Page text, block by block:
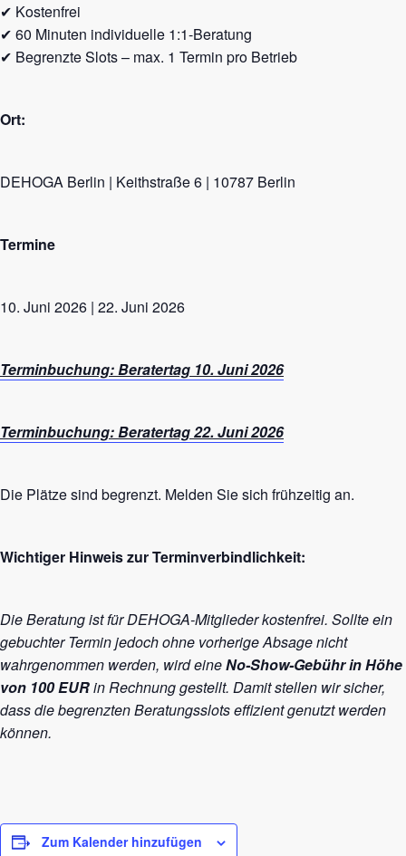
✔ Kostenfrei
✔ 60 Minuten individuelle 1:1-Beratung
✔ Begrenzte Slots – max. 1 Termin pro Betrieb
Ort:
DEHOGA Berlin | Keithstraße 6 | 10787 Berlin
Termine
10. Juni 2026 | 22. Juni 2026
Terminbuchung: Beratertag 10. Juni 2026
Terminbuchung: Beratertag 22. Juni 2026
Die Plätze sind begrenzt. Melden Sie sich frühzeitig an.
Wichtiger Hinweis zur Terminverbindlichkeit:
Die Beratung ist für DEHOGA-Mitglieder kostenfrei. Sollte ein
gebuchter Termin jedoch ohne vorherige Absage nicht
wahrgenommen werden, wird eineNo-Show-Gebühr in Höhe
von 100 EURin Rechnung gestellt. Damit stellen wir sicher,
dass die begrenzten Beratungsslots effizient genutzt werden
können.
Zum Kalender hinzufügen